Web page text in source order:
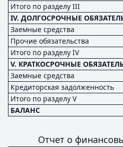
Итого по разделу III
IV. ДОЛГОСРОЧНЫЕ
Заемные средства
Прочие обязательства
Итого по разделу IV
V. КРАТКОСРОЧНЫЕ
Заемные средства
Кредиторская задолженность
Итого по разделу V
БАЛАНС
Отчет о